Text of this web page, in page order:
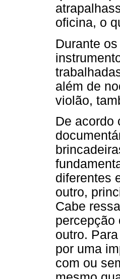
oficina, o
Durante
além de
violão,
De acordo
diferentes
outro,
Cabe
percepção
outro.
por uma
com ou